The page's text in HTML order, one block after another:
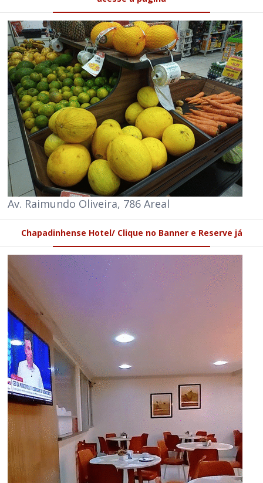
Av. Raimundo Oliveira, 786 Areal
Chapadinhense Hotel/ Clique no Banner e Reserve já